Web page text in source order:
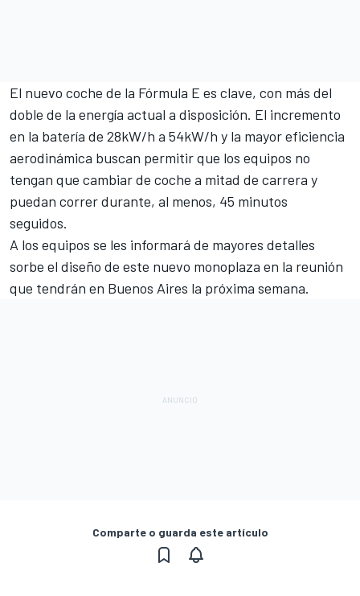
El nuevo coche de la Fórmula E es clave, con más del
doble de la energía actual a disposición. El incremento
en la batería de 28kW/h a 54kW/h y la mayor eficiencia
aerodinámica buscan permitir que los equipos no
tengan que cambiar de coche a mitad de carrera y
puedan correr durante, al menos, 45 minutos
seguidos.
A los equipos se les informará de mayores detalles
sorbe el diseño de este nuevo monoplaza en la reunión
que tendrán en Buenos Aires la próxima semana.
Comparte o guarda este artículo